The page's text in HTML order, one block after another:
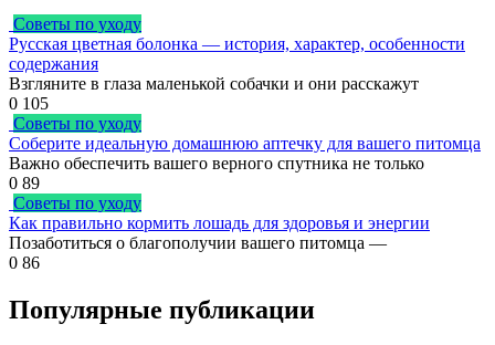
Советы по уходу
Русская цветная болонка — история, характер, особенности
содержания
Взгляните в глаза маленькой собачки и они расскажут
0 105
Советы по уходу
Соберите идеальную домашнюю аптечку для вашего питомца
Важно обеспечить вашего верного спутника не только
0 89
Советы по уходу
Как правильно кормить лошадь для здоровья и энергии
Позаботиться о благополучии вашего питомца —
0 86
Популярные публикации